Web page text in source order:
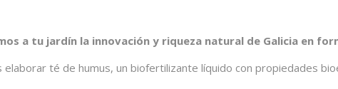
a tu jardín la innovación y riqueza natural de Galicia en
elaborar té de humus, un biofertilizante líquido con propiedades